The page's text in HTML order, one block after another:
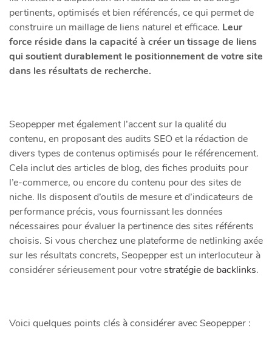
pertinents, optimisés et bien référencés, ce qui permet de
construire un maillage de liens naturel et efficace. Leur
force réside dans la capacité à créer un tissage de liens
qui soutient durablement le positionnement de votre site
dans les résultats de recherche.
Seopepper met également l’accent sur la qualité du
contenu, en proposant des audits SEO et la rédaction de
divers types de contenus optimisés pour le référencement.
Cela inclut des articles de blog, des fiches produits pour
l’e-commerce, ou encore du contenu pour des sites de
niche. Ils disposent d’outils de mesure et d’indicateurs de
performance précis, vous fournissant les données
nécessaires pour évaluer la pertinence des sites référents
choisis. Si vous cherchez une plateforme de netlinking axée
sur les résultats concrets, Seopepper est un interlocuteur à
considérer sérieusement pour votrestratégie de backlinks.
Voici quelques points clés à considérer avec Seopepper :